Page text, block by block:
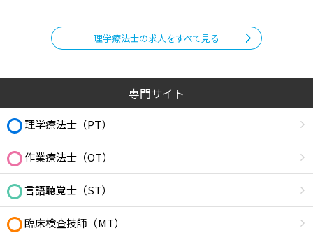
理学療法士の求人をすべて見る
専門サイト
理学療法士（PT）
作業療法士（OT）
言語聴覚士（ST）
臨床検査技師（MT）